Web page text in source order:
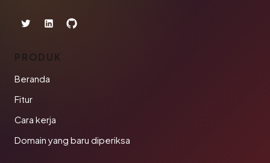
PRODUK
Beranda
Fitur
Cara kerja
Domain yang baru diperiksa